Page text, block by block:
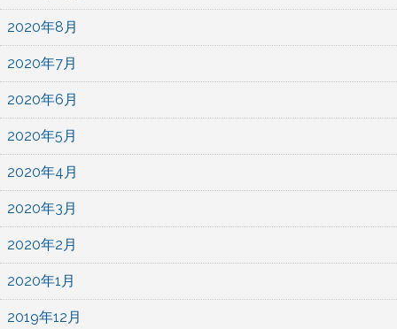
2020年8月
2020年7月
2020年6月
2020年5月
2020年4月
2020年3月
2020年2月
2020年1月
2019年12月